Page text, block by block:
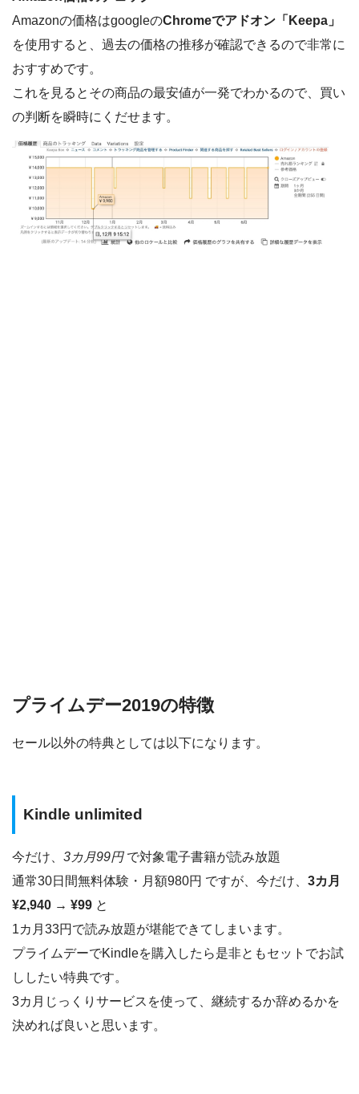
Amazonの価格はgoogleのChromeでアドオン「Keepa」
を使用すると、過去の価格の推移が確認できるので非常に
おすすめです。
これを見るとその商品の最安値が一発でわかるので、買い
の判断を瞬時にくだせます。
プライムデー2019の特徴
セール以外の特典としては以下になります。
Kindle unlimited
今だけ、 3カ月99円で対象電子書籍が読み放題
通常30日間無料体験・月額980円 ですが、今だけ、 3カ月
¥2,940 → ¥99 と
1カ月33円で読み放題が堪能できてしまいます。
プライムデーでKindleを購入したら是非ともセットでお試
ししたい特典です。
3カ月じっくりサービスを使って、継続するか辞めるかを
決めれば良いと思います。